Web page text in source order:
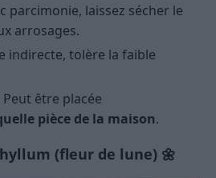
parcimonie, laissez sécher le
arrosages.
indirecte, tolère la faible
être placée
pièce de la maison.
(fleur de lune) 🌼